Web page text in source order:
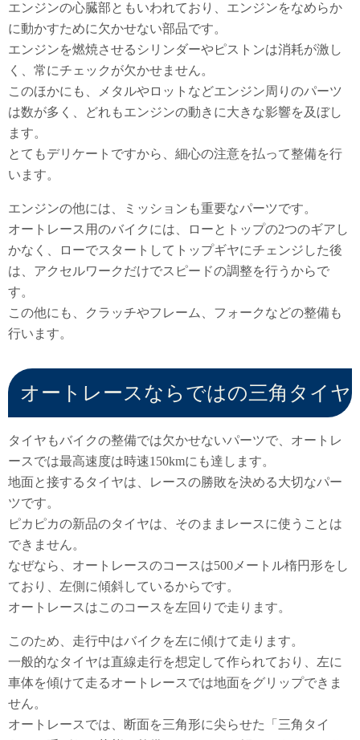
エンジンの心臓部ともいわれており、エンジンをなめらか
に動かすために欠かせない部品です。
エンジンを燃焼させるシリンダーやピストンは消耗が激し
く、常にチェックが欠かせません。
このほかにも、メタルやロットなどエンジン周りのパーツ
は数が多く、どれもエンジンの動きに大きな影響を及ぼし
ます。
とてもデリケートですから、細心の注意を払って整備を行
います。
エンジンの他には、ミッションも重要なパーツです。
オートレース用のバイクには、ローとトップの2つのギアし
かなく、ローでスタートしてトップギヤにチェンジした後
は、アクセルワークだけでスピードの調整を行うからで
す。
この他にも、クラッチやフレーム、フォークなどの整備も
行います。
オートレースならではの三角タイヤ
タイヤもバイクの整備では欠かせないパーツで、オートレ
ースでは最高速度は時速150kmにも達します。
地面と接するタイヤは、レースの勝敗を決める大切なパー
ツです。
ピカピカの新品のタイヤは、そのままレースに使うことは
できません。
なぜなら、オートレースのコースは500メートル楕円形をし
ており、左側に傾斜しているからです。
オートレースはこのコースを左回りで走ります。
このため、走行中はバイクを左に傾けて走ります。
一般的なタイヤは直線走行を想定して作られており、左に
車体を傾けて走るオートレースでは地面をグリップできま
せん。
オートレースでは、断面を三角形に尖らせた「三角タイ